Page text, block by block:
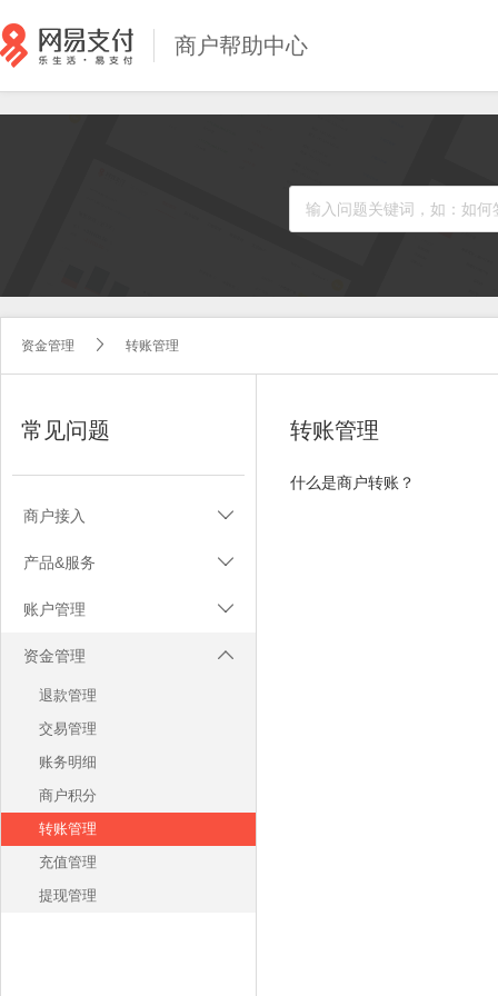
商户帮助中心
资金管理  转账管理
常见问题
商户接入 
服务协议
注册及实名
产品&服务 
网易支付
收款到银行账户
转账至网易宝账户
人脸识别
二要素验证
三要素验证
四要素验证
实名升级
账户管理 
结算银行卡
商户资质
资金管理 
退款管理
交易管理
账务明细
商户积分
转账管理
充值管理
提现管理
转账管理
什么是商户转账？